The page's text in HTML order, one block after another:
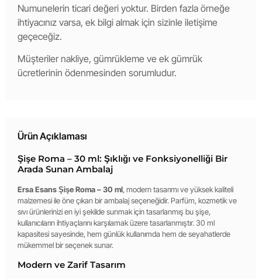
Numunelerin ticari değeri yoktur. Birden fazla örneğe
ihtiyacınız varsa, ek bilgi almak için sizinle iletişime
geçeceğiz.
Müşteriler nakliye, gümrükleme ve ek gümrük
ücretlerinin ödenmesinden sorumludur.
Ürün Açıklaması
Şişe Roma – 30 ml: Şıklığı ve Fonksiyonelliği Bir
Arada Sunan Ambalaj
Ersa Esans Şişe Roma – 30 ml, modern tasarımı ve yüksek kaliteli
malzemesi ile öne çıkan bir ambalaj seçeneğidir. Parfüm, kozmetik ve
sıvı ürünlerinizi en iyi şekilde sunmak için tasarlanmış bu şişe,
kullanıcıların ihtiyaçlarını karşılamak üzere tasarlanmıştır. 30 ml
kapasitesi sayesinde, hem günlük kullanımda hem de seyahatlerde
mükemmel bir seçenek sunar.
Modern ve Zarif Tasarım